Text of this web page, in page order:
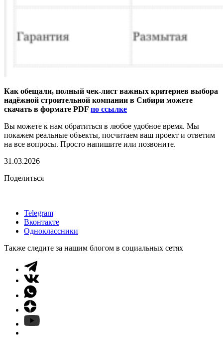
Как обещали, полный чек-лист важных критериев выбора
надёжной строительной компании в Сибири можете
скачать в формате PDF по ссылке
Вы можете к нам обратиться в любое удобное время. Мы
покажем реальные объекты, посчитаем ваш проект и ответим
на все вопросы. Просто напишите или позвоните.
31.03.2026
Поделиться
Telegram
Вконтакте
Одноклассники
Также следите за нашим блогом в социальных сетях